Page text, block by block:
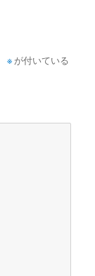
※が付いている